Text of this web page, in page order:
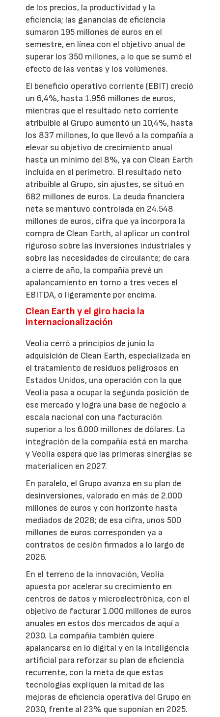
de los precios, la productividad y la
eficiencia; las ganancias de eficiencia
sumaron 195 millones de euros en el
semestre, en línea con el objetivo anual de
superar los 350 millones, a lo que se sumó el
efecto de las ventas y los volúmenes.
El beneficio operativo corriente (EBIT) creció
un 6,4%, hasta 1.956 millones de euros,
mientras que el resultado neto corriente
atribuible al Grupo aumentó un 10,4%, hasta
los 837 millones, lo que llevó a la compañía a
elevar su objetivo de crecimiento anual
hasta un mínimo del 8%, ya con Clean Earth
incluida en el perímetro. El resultado neto
atribuible al Grupo, sin ajustes, se situó en
682 millones de euros. La deuda financiera
neta se mantuvo controlada en 24.548
millones de euros, cifra que ya incorpora la
compra de Clean Earth, al aplicar un control
riguroso sobre las inversiones industriales y
sobre las necesidades de circulante; de cara
a cierre de año, la compañía prevé un
apalancamiento en torno a tres veces el
EBITDA, o ligeramente por encima.
Clean Earth y el giro hacia la
internacionalización
Veolia cerró a principios de junio la
adquisición de Clean Earth, especializada en
el tratamiento de residuos peligrosos en
Estados Unidos, una operación con la que
Veolia pasa a ocupar la segunda posición de
ese mercado y logra una base de negocio a
escala nacional con una facturación
superior a los 6.000 millones de dólares. La
integración de la compañía está en marcha
y Veolia espera que las primeras sinergias se
materialicen en 2027.
En paralelo, el Grupo avanza en su plan de
desinversiones, valorado en más de 2.000
millones de euros y con horizonte hasta
mediados de 2028; de esa cifra, unos 500
millones de euros corresponden ya a
contratos de cesión firmados a lo largo de
2026.
En el terreno de la innovación, Veolia
apuesta por acelerar su crecimiento en
centros de datos y microelectrónica, con el
objetivo de facturar 1.000 millones de euros
anuales en estos dos mercados de aquí a
2030. La compañía también quiere
apalancarse en lo digital y en la inteligencia
artificial para reforzar su plan de eficiencia
recurrente, con la meta de que estas
tecnologías expliquen la mitad de las
mejoras de eficiencia operativa del Grupo en
2030, frente al 23% que suponían en 2025.